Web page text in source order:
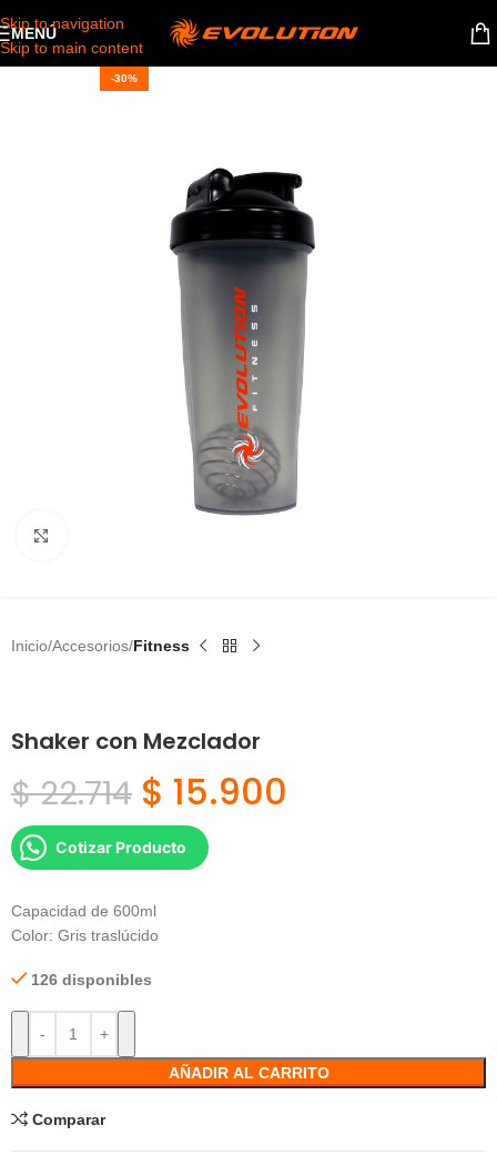
Skip to navigation
Skip to main content
MENÚ
-30%
Inicio Accesorios Fitness
Shaker con Mezclador
$22.714 $ 15.900
Cotizar Producto
Capacidad de 600ml
Color: Gris traslúcido
126 disponibles
AÑADIR AL CARRITO
Comparar